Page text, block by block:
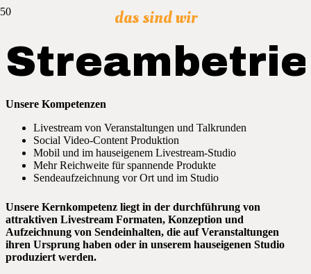
das sind wir
Unsere Kompetenzen
Livestream von Veranstaltungen und Talkrunden
Social Video-Content Produktion
Mobil und im hauseigenem Livestream-Studio
Mehr Reichweite für spannende Produkte
Sendeaufzeichnung vor Ort und im Studio
Unsere Kernkompetenz liegt in der durchführung von
attraktiven Livestream Formaten, Konzeption und
Aufzeichnung von Sendeinhalten, die auf Veranstaltungen
ihren Ursprung haben oder in unserem hauseigenen Studio
produziert werden.